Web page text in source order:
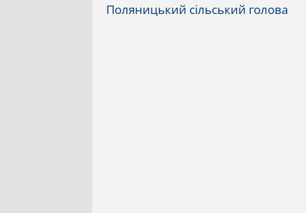
Поляницький сільський голова